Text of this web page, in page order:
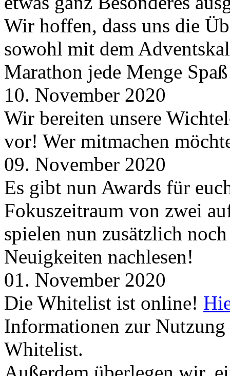
Wir hoffen, dass uns die
sowohl mit dem
Marathon jede Menge
10. November 2020
Wir bereiten unsere
vor! Wer mitmachen
09. November 2020
Es gibt nun Awards für
Fokuszeitraum von zwei
spielen nun zusätzlich
Neuigkeiten nachlesen!
01. November 2020
Die Whitelist ist online!
Informationen zur
Whitelist.